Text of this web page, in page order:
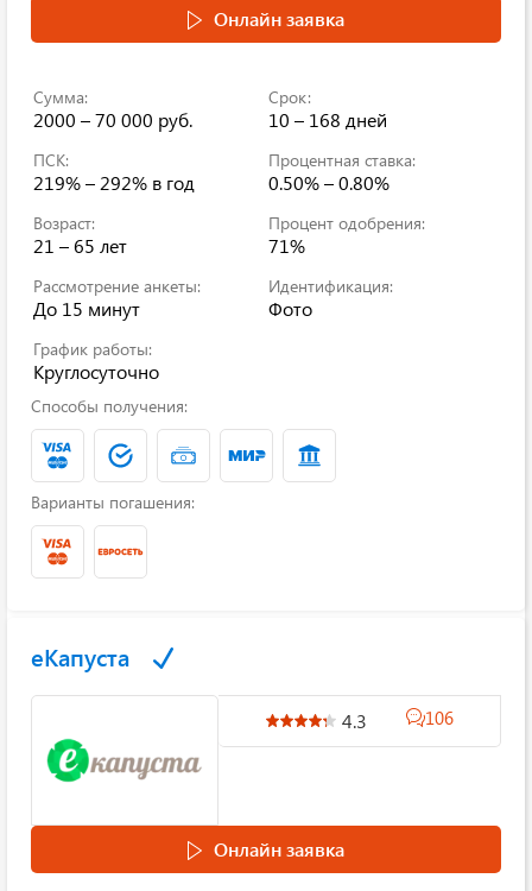
Онлайн заявка
Сумма:
2000 – 70 000 руб.
Срок:
10 – 168 дней
ПСК:
219% – 292% в год
Процентная ставка:
0.50% – 0.80%
Возраст:
21 – 65 лет
Процент одобрения:
71%
Рассмотрение анкеты:
До 15 минут
Идентификация:
Фото
График работы:
Круглосуточно
Способы получения:
Варианты погашения:
еКапуста
4.3 106
Онлайн заявка